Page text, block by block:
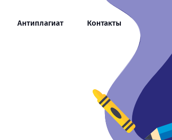
Антиплагиат Контакты